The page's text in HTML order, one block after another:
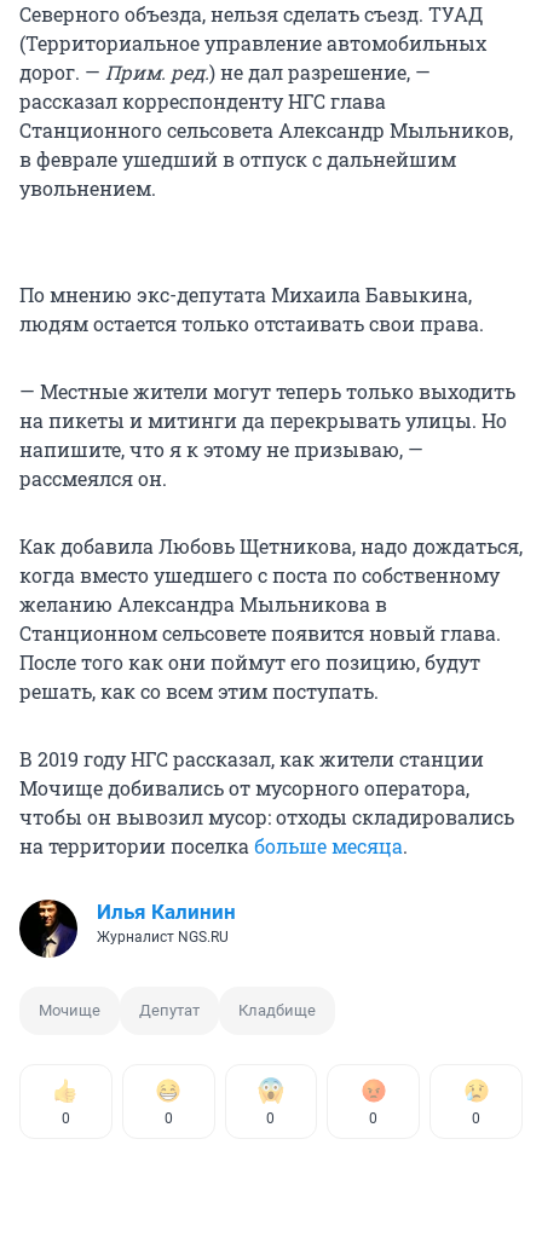
Северного объезда, нельзя сделать съезд. ТУАД
(Территориальное управление автомобильных
дорог. — Прим. ред.) не дал разрешение, —
рассказал корреспонденту НГС глава
Станционного сельсовета Александр Мыльников,
в феврале ушедший в отпуск с дальнейшим
увольнением.
По мнению экс-депутата Михаила Бавыкина,
людям остается только отстаивать свои права.
— Местные жители могут теперь только выходить
на пикеты и митинги да перекрывать улицы. Но
напишите, что я к этому не призываю, —
рассмеялся он.
Как добавила Любовь Щетникова, надо дождаться,
когда вместо ушедшего с поста по собственному
желанию Александра Мыльникова в
Станционном сельсовете появится новый глава.
После того как они поймут его позицию, будут
решать, как со всем этим поступать.
В 2019 году НГС рассказал, как жители станции
Мочище добивались от мусорного оператора,
чтобы он вывозил мусор: отходы складировались
на территории поселка больше месяца.
Илья Калинин
Журналист NGS.RU
Мочище Депутат Кладбище
0 0 0 0 0